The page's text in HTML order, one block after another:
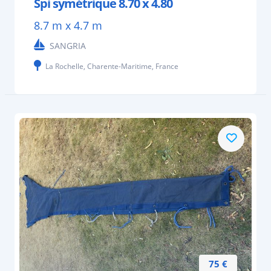
Spi symétrique 8.70 x 4.80
8.7 m x 4.7 m
SANGRIA
La Rochelle, Charente-Maritime, France
75 €